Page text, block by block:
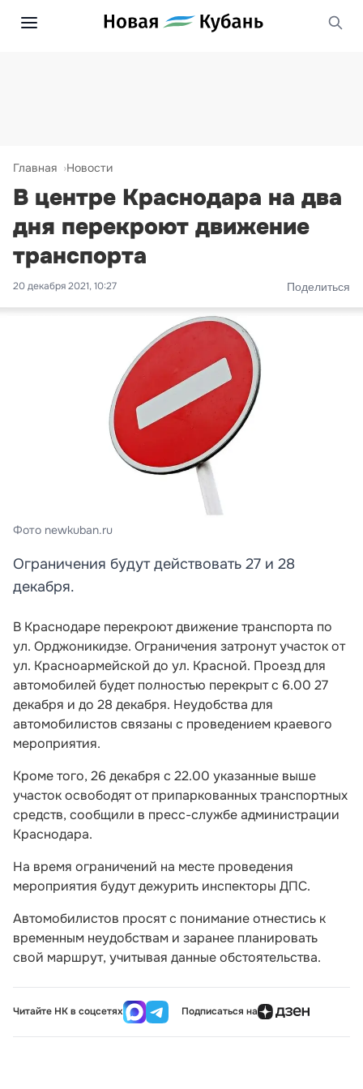
Главная Новости
В центре Краснодара на два
дня перекроют движение
транспорта
20 декабря 2021, 10:27 Поделиться
Фото newkuban.ru
Ограничения будут действовать 27 и 28
декабря.
В Краснодаре перекроют движение транспорта по
ул. Орджоникидзе. Ограничения затронут участок от
ул. Красноармейской до ул. Красной. Проезд для
автомобилей будет полностью перекрыт с 6.00 27
декабря и до 28 декабря. Неудобства для
автомобилистов связаны с проведением краевого
мероприятия.
Кроме того, 26 декабря с 22.00 указанные выше
участок освободят от припаркованных транспортных
средств, сообщили в пресс-службе администрации
Краснодара.
На время ограничений на месте проведения
мероприятия будут дежурить инспекторы ДПС.
Автомобилистов просят с понимание отнестись к
временным неудобствам и заранее планировать
свой маршрут, учитывая данные обстоятельства.
Читайте НК в соцсетях Подписаться на